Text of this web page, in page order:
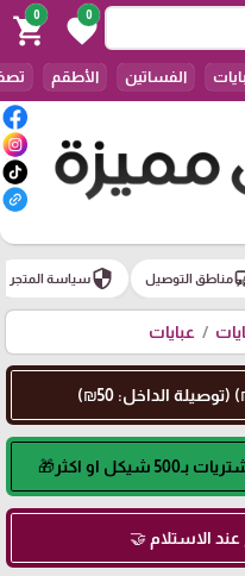
0
favorite
0
shopping_cart
الفساتين الأطقم
مناطق التوصيل securityسياسة المتجر
عبايات
او اكثر🎁
الاستلام 🤝